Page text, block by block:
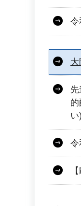
令
大
い)
令